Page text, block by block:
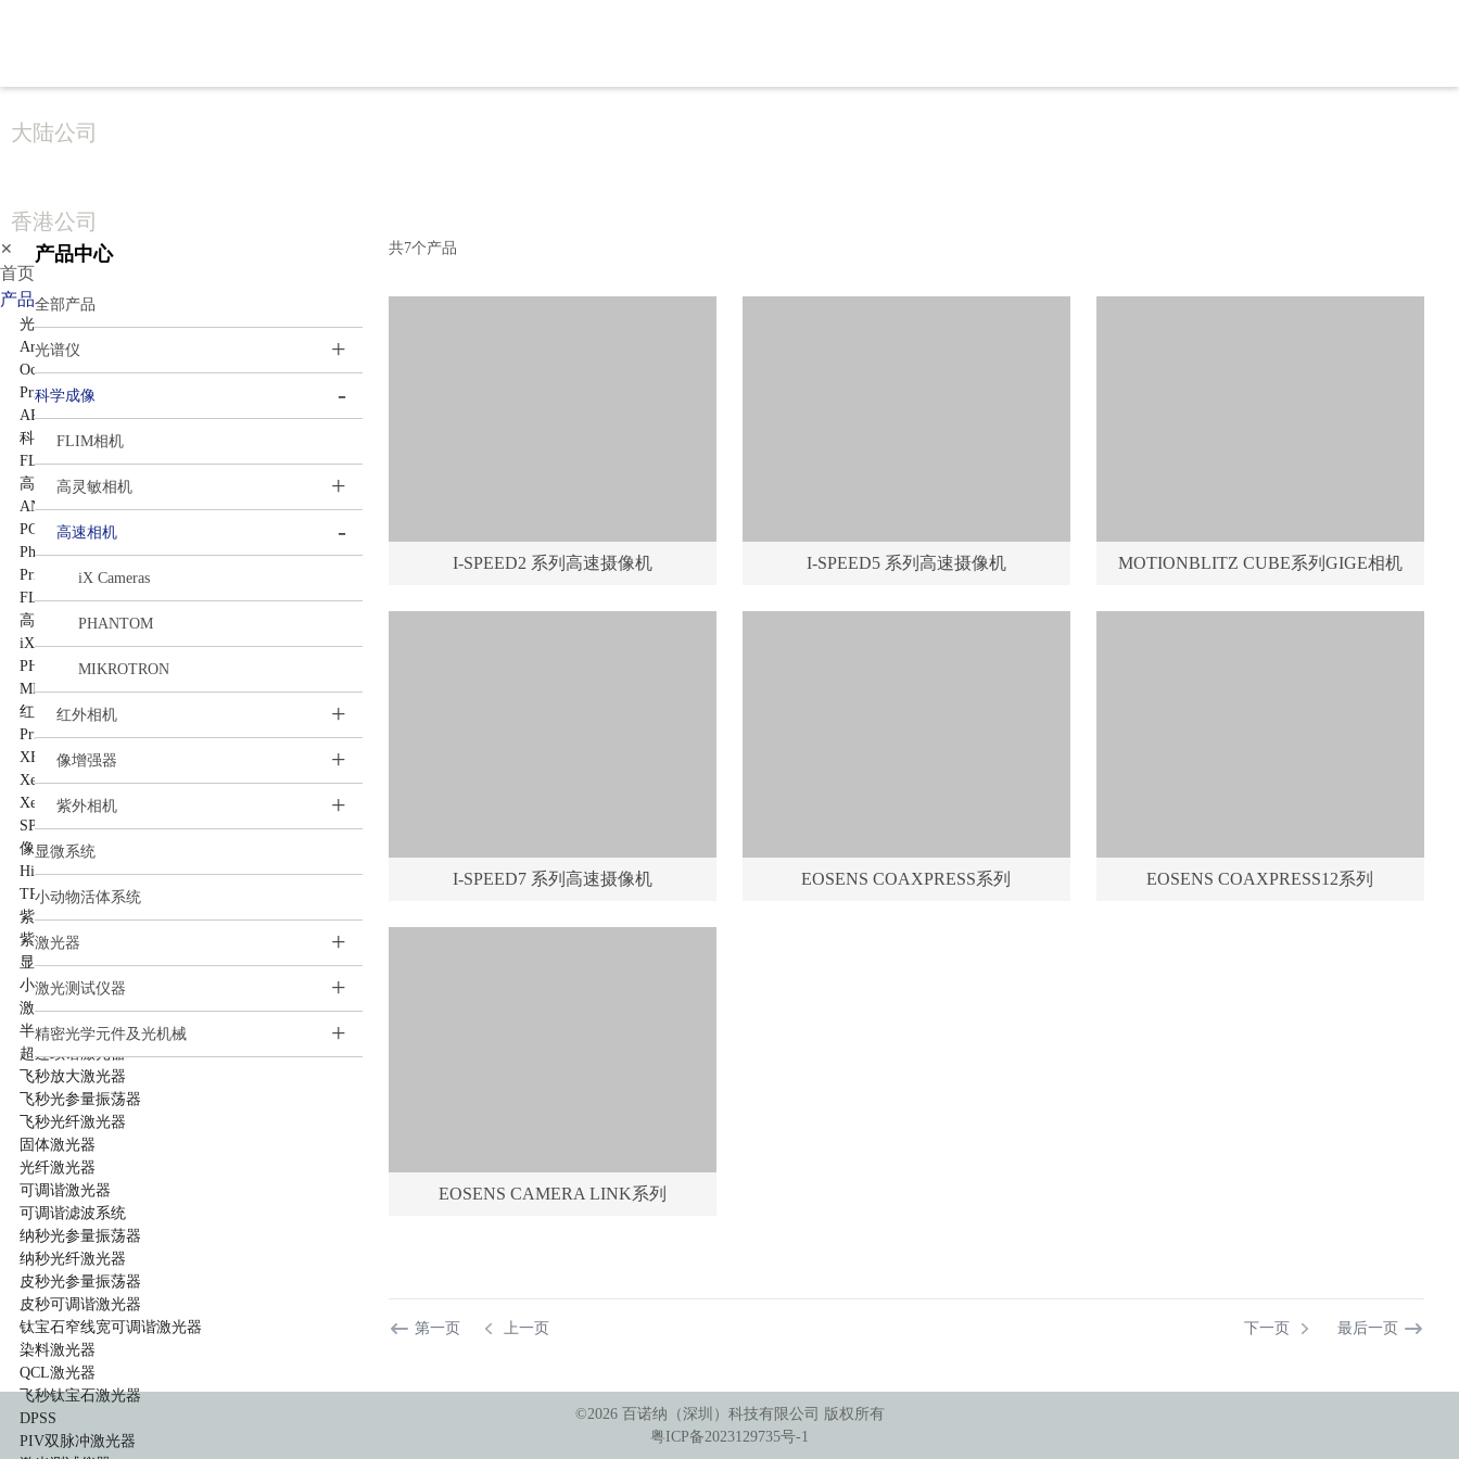
大陆公司
香港公司
✕
首页
产品中心
光谱仪
Arcoptix傅里叶变换红外光谱仪
Ocean Optics光纤光谱仪
Princeton Instruments高性能光谱仪
APE光谱仪
科学成像
FLIM相机
高灵敏相机
ANDOR
PCO
PhotoMetrics
Princeton Instruments
FLI
高速相机
iX Cameras
PHANTOM
MIKROTRON
红外相机
Princeton Instruments
XENICS
Xenics短波红外相机系列产品
Xenics中波红外相机系列产品
SPLG百诺纳
像增强器
HiCATT 高速像增强相机模块
TRiCATT 时间分辨像增强模块
紫外相机
紫外镜头
显微系统
小动物活体系统
激光器
半导体激光器
超连续谱激光器
飞秒放大激光器
飞秒光参量振荡器
飞秒光纤激光器
固体激光器
光纤激光器
可调谐激光器
可调谐滤波系统
纳秒光参量振荡器
纳秒光纤激光器
皮秒光参量振荡器
皮秒可调谐激光器
钛宝石窄线宽可调谐激光器
染料激光器
QCL激光器
飞秒钛宝石激光器
DPSS
PIV双脉冲激光器
产品中心
全部产品
光谱仪 +
科学成像 -
FLIM相机
高灵敏相机 +
高速相机 -
iX Cameras
PHANTOM
MIKROTRON
红外相机 +
像增强器 +
紫外相机 +
显微系统
小动物活体系统
激光器 +
激光测试仪器 +
精密光学元件及光机械 +
共7个产品
I-SPEED2 系列高速摄像机 I-SPEED5 系列高速摄像机 MOTIONBLITZ CUBE系列GIGE相机
I-SPEED7 系列高速摄像机 EOSENS COAXPRESS系列 EOSENS COAXPRESS12系列
EOSENS CAMERA LINK系列
第一页 上一页 下一页 最后一页
©2026 百诺纳（深圳）科技有限公司
版权所有
粤ICP备2023129735号-1